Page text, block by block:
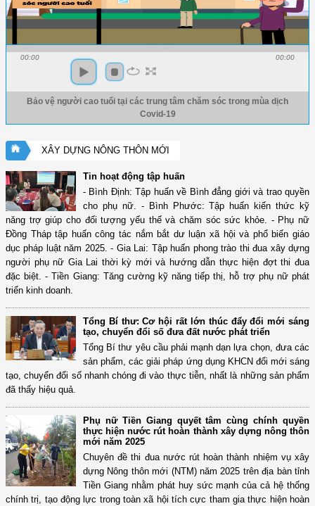
00:00 00:00
Bảo vệ người cao tuổi tại các trung tâm chăm sóc trong mùa dịch
Covid-19
XÂY DỰNG NÔNG THÔN MỚI
Tin hoạt động tập huấn
- Bình Định: Tập huấn về Bình đẳng giới và trao quyền
cho phụ nữ. - Bình Phước: Tập huấn kiến thức kỹ
năng trợ giúp cho đối tượng yếu thế và chăm sóc sức khỏe. - Phụ nữ
Đồng Tháp tập huấn công tác nắm bắt dư luận xã hội và phổ biến giáo
dục pháp luật năm 2025. - Gia Lai: Tập huấn phong trào thi đua xây dựng
người phụ nữ Gia Lai thời kỳ mới và hướng dẫn thực hiện đợt thi đua
đặc biệt. - Tiền Giang: Tăng cường kỹ năng tiếp thị, hỗ trợ phụ nữ phát
triển kinh doanh.
Tổng Bí thư: Cơ hội rất lớn thúc đẩy đổi mới sáng
tạo, chuyển đổi số đưa đất nước phát triển
Tổng Bí thư yêu cầu phải mạnh dạn lựa chọn, đưa các
sản phẩm, các giải pháp ứng dụng KHCN đổi mới sáng
tạo, chuyển đổi số nhanh chóng đi vào thực tiễn, nhất là những sản phẩm
đã thấy hiệu quả.
Phụ nữ Tiền Giang quyết tâm cùng chính quyền
thực hiện nước rút hoàn thành xây dựng nông thôn
mới năm 2025
Chuyên đề thi đua nước rút hoàn thành nhiệm vụ xây
dựng Nông thôn mới (NTM) năm 2025 trên địa bàn tỉnh
Tiền Giang nhằm phát huy sức mạnh của cả hệ thống
chính trị, tạo động lực trong toàn xã hội tích cực tham gia thực hiện hoàn